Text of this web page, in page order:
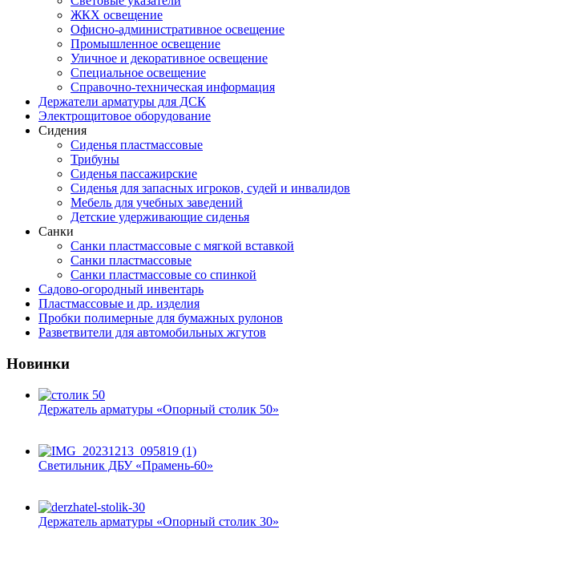
ЖКХ освещение
Офисно-административное освещение
Промышленное освещение
Уличное и декоративное освещение
Специальное освещение
Справочно-техническая информация
Держатели арматуры для ДСК
Электрощитовое оборудование
Сидения
Сиденья пластмассовые
Трибуны
Сиденья пассажирские
Сиденья для запасных игроков, судей и инвалидов
Мебель для учебных заведений
Детские удерживающие сиденья
Санки
Санки пластмассовые с мягкой вставкой
Санки пластмассовые
Санки пластмассовые со спинкой
Садово-огородный инвентарь
Пластмассовые и др. изделия
Пробки полимерные для бумажных рулонов
Разветвители для автомобильных жгутов
Новинки
Держатель арматуры «Опорный столик 50»
Светильник ДБУ «Прамень-60»
Держатель арматуры «Опорный столик 30»